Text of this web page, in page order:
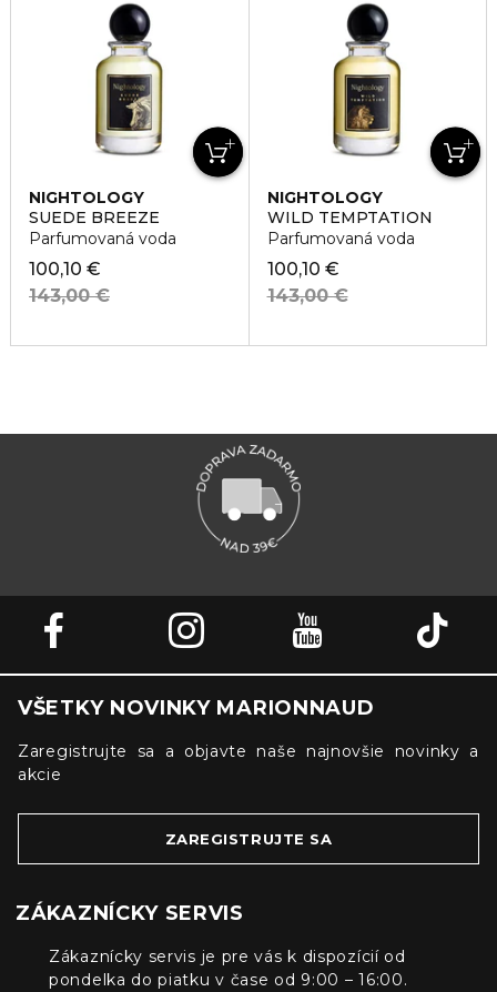
NIGHTOLOGY
SUEDE BREEZE
Parfumovaná voda
100,10 €
143,00 €
NIGHTOLOGY
WILD TEMPTATION
Parfumovaná voda
100,10 €
143,00 €
VŠETKY NOVINKY MARIONNAUD
Zaregistrujte sa a objavte naše najnovšie novinky a
akcie
ZAREGISTRUJTE SA
ZÁKAZNÍCKY SERVIS
Zákaznícky servis je pre vás k dispozícií od
pondelka do piatku v čase od 9:00 – 16:00.